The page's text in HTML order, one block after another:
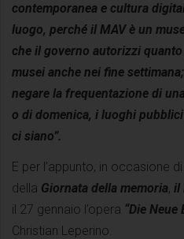
contemporanea e cultura
luogo, perché il MAV è un
che il governo autorizzi
musei anche nei fine
negare la frequentazione di
o di domenica, i luoghi
ci siano”.
E per l’appunto, in occasione
della Giornata della memoria, il
il 27 gennaio l’opera “Die Neue
Christian Leperino.